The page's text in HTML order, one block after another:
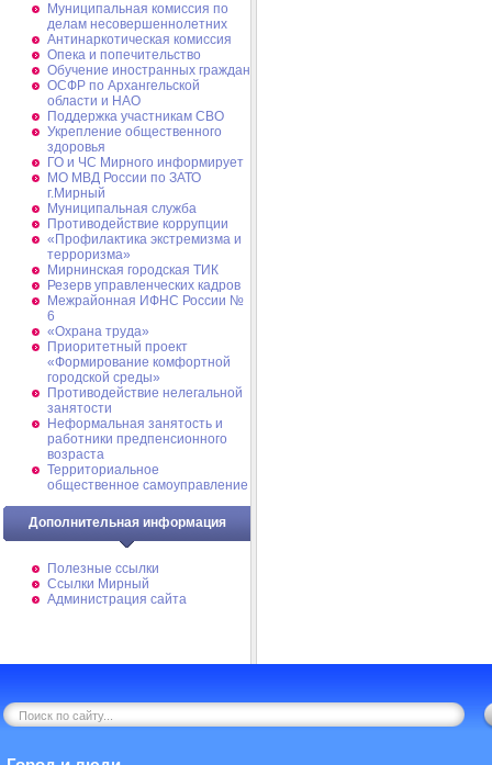
Муниципальная комиссия по
делам несовершеннолетних
Антинаркотическая комиссия
Опека и попечительство
Обучение иностранных граждан
ОСФР по Архангельской
области и НАО
Поддержка участникам СВО
Укрепление общественного
здоровья
ГО и ЧС Мирного информирует
МО МВД России по ЗАТО
г.Мирный
Муниципальная cлужба
Противодействие коррупции
«Профилактика экстремизма и
терроризма»
Мирнинская городская ТИК
Резерв управленческих кадров
Межрайонная ИФНС России №
6
«Охрана труда»
Приоритетный проект
«Формирование комфортной
городской среды»
Противодействие нелегальной
занятости
Неформальная занятость и
работники предпенсионного
возраста
Территориальное
общественное самоуправление
Дополнительная информация
Полезные ссылки
Ссылки Мирный
Администрация сайта